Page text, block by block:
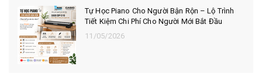
Tự Học Piano Cho Người Bận Rộn – Lộ Trình
Tiết Kiệm Chi Phí Cho Người Mới Bắt Đầu
11/05/2026